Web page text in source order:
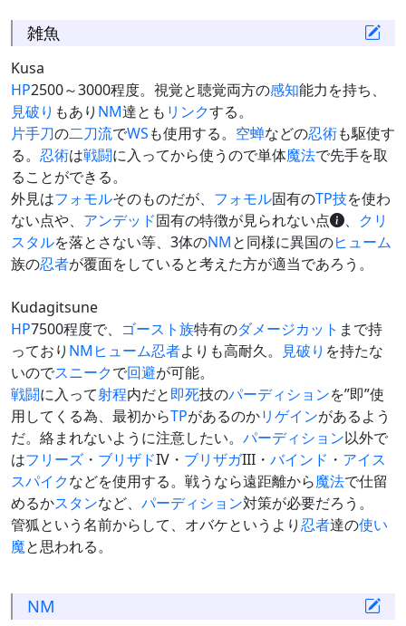
雑魚
Kusa
HP2500～3000程度。視覚と聴覚両方の感知能力を持ち、
見破り もあり NM達とも リンクする。
片手刀の二刀流でWSも使用する。 空蝉などの忍術も駆使す
る。 忍術は戦闘に入ってから使うので単体魔法で先手を取
ることができる。
外見はフォモルそのものだが、 フォモル固有のTP技を使わ
ない点や、 アンデッド固有の特徴が見られない点 、 クリ
スタルを落とさない等、3体のNMと同様に異国のヒューム
族の忍者が覆面をしていると考えた方が適当であろう。
Kudagitsune
HP7500程度で、 ゴースト族特有のダメージカット まで持
っており NM ヒューム忍者よりも高耐久。 見破り を持たな
いのでスニークで回避が可能。
戦闘に入って射程内だと即死技のパーディションを”即”使
用してくる為、最初からTPがあるのかリゲインがあるよう
だ。絡まれないように注意したい。 パーディション以外で
はフリーズ ・ ブリザドIV・ ブリザガIII・ バインド ・ アイス
スパイクなどを使用する。戦うなら遠距離から魔法で仕留
めるかスタンなど、 パーディション対策が必要だろう。
管狐という名前からして、オバケというより忍者達の使い
魔と思われる。
NM